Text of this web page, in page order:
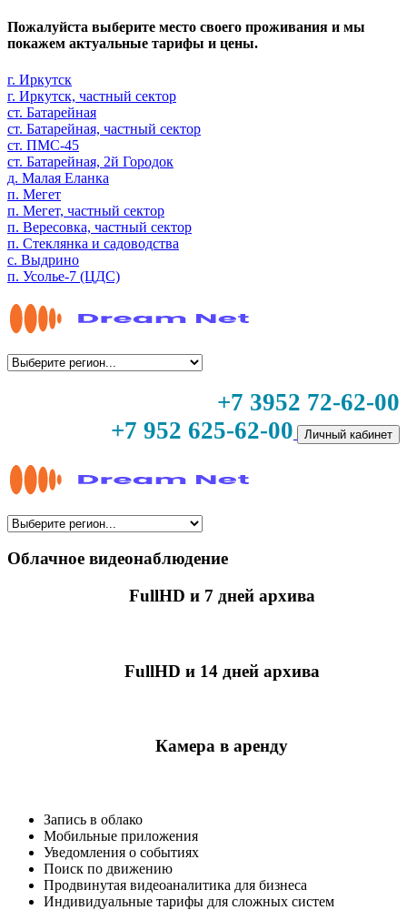
Пожалуйста выберите место своего проживания и мы
покажем актуальные тарифы и цены.
г. Иркутск
г. Иркутск, частный сектор
ст. Батарейная
ст. Батарейная, частный сектор
ст. ПМС-45
ст. Батарейная, 2й Городок
д. Малая Еланка
п. Мегет
п. Мегет, частный сектор
п. Вересовка, частный сектор
п. Стеклянка и садоводства
с. Выдрино
п. Усолье-7 (ЦДС)
+7 3952 72-62-00
+7 952 625-62-00
Личный кабинет
Облачное видеонаблюдение
FullHD и 7 дней архива
FullHD и 14 дней архива
Камера в аренду
Запись в облако
Мобильные приложения
Уведомления о событиях
Поиск по движению
Продвинутая видеоаналитика для бизнеса
Индивидуальные тарифы для сложных систем